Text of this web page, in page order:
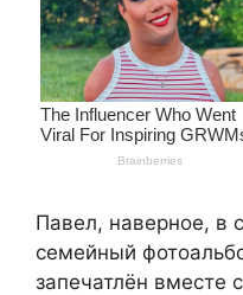
Павел, наверное, в
семейный
запечатлён вместе